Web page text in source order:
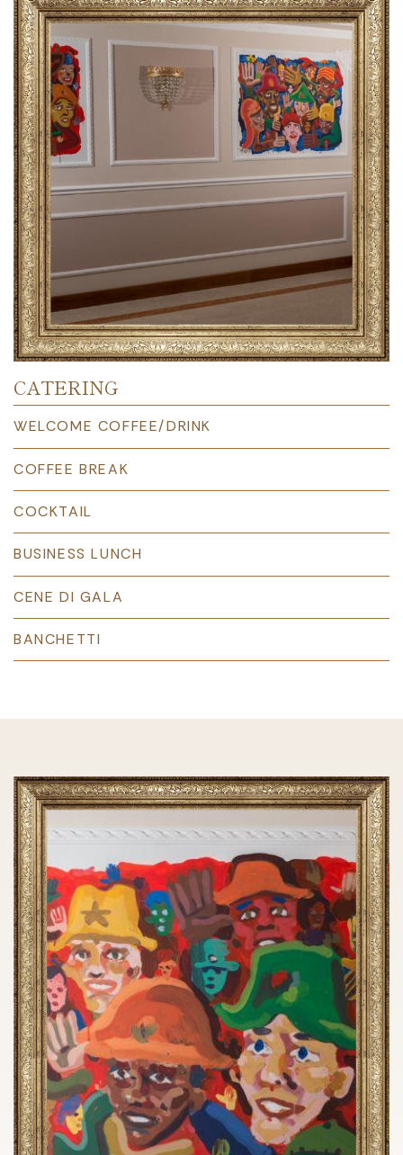
CATERING
WELCOME COFFEE/DRINK
COFFEE BREAK
COCKTAIL
BUSINESS LUNCH
CENE DI GALA
BANCHETTI